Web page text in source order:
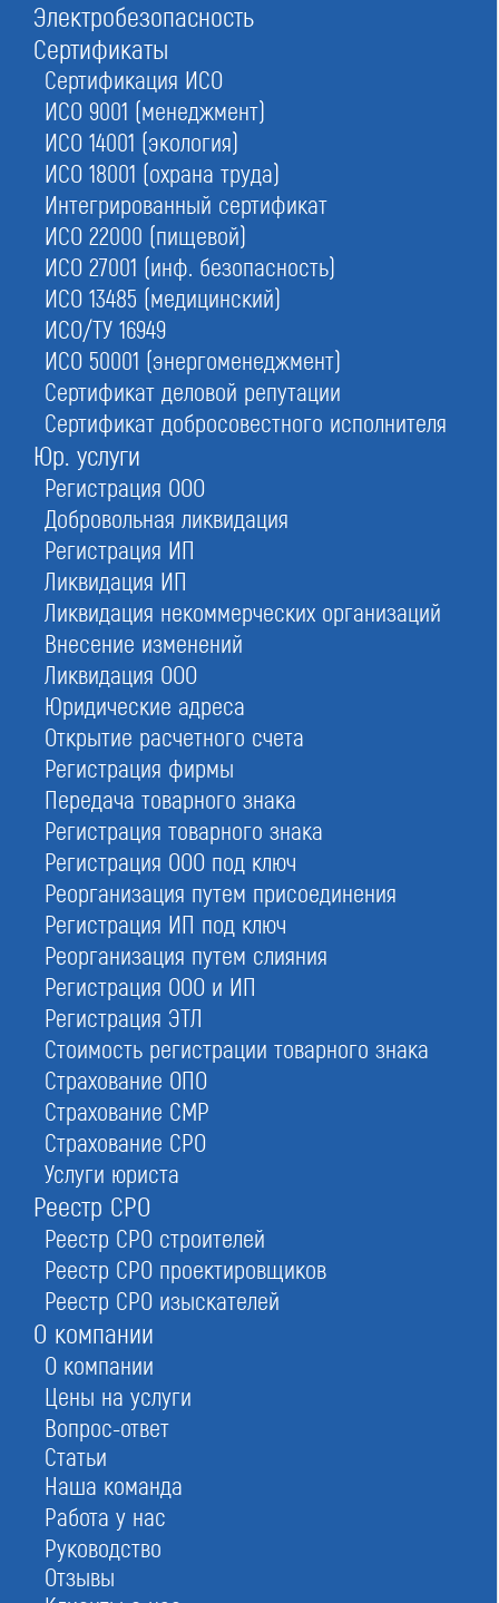
Электробезопасность
Сертификаты
Сертификация ИСО
ИСО 9001 (менеджмент)
ИСО 14001 (экология)
ИСО 18001 (охрана труда)
Интегрированный сертификат
ИСО 22000 (пищевой)
ИСО 27001 (инф. безопасность)
ИСО 13485 (медицинский)
ИСО/ТУ 16949
ИСО 50001 (энергоменеджмент)
Сертификат деловой репутации
Сертификат добросовестного исполнителя
Юр. услуги
Регистрация ООО
Добровольная ликвидация
Регистрация ИП
Ликвидация ИП
Ликвидация некоммерческих организаций
Внесение изменений
Ликвидация ООО
Юридические адреса
Открытие расчетного счета
Регистрация фирмы
Передача товарного знака
Регистрация товарного знака
Регистрация ООО под ключ
Реорганизация путем присоединения
Регистрация ИП под ключ
Реорганизация путем слияния
Регистрация ООО и ИП
Регистрация ЭТЛ
Стоимость регистрации товарного знака
Страхование ОПО
Страхование СМР
Страхование СРО
Услуги юриста
Реестр СРО
Реестр СРО строителей
Реестр СРО проектировщиков
Реестр СРО изыскателей
О компании
О компании
Цены на услуги
Вопрос-ответ
Статьи
Наша команда
Работа у нас
Руководство
Отзывы
1.Бесплатная экспертиза
- трудовых и дипломов
3.Вступление в строительное СРО
- помощь в плановых проверках
2.Поиск специалистов для НОСТРОЙ
- допуск за 1 день срочно
4.Низкий прайс для строителей
- оформление под ключ
Оставьте заявку прямо сейчас
Заказать
персональных данных.
С этой услугой часто заказывают:
НРС строителей
Купить ООО с СРО
Выписка из реестра
Вступить в СРО
СРО проектировщиков
СРО изыскателей
Кто должен вступать в СРО в области
строительства
Строители занимаются возведением объектов,